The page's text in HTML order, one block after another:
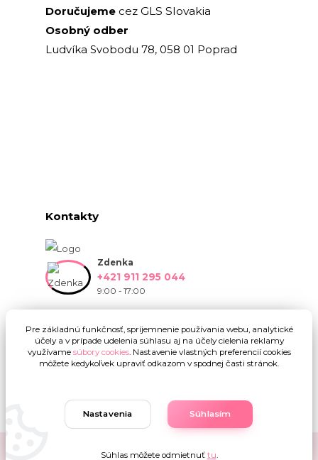
Doručujeme cez GLS Slovakia
Osobný odber
Ludvíka Svobodu 78, 058 01 Poprad
Kontakty
Zdenka
+421 911 295 044
9:00 - 17:00
Upravit sběr cookies.
Copyright © 2019 - 2025 Onlinekvetinarstvo.sk
Pre základnú funkčnosť, spríjemnenie používania webu, analytické
účely a v prípade udelenia súhlasu aj na účely cielenia reklamy
využívame súbory cookies. Nastavenie vlastných preferencií cookies
môžete kedykoľvek upraviť odkazom v spodnej časti stránok.
Nastavenia Súhlasím
Súhlas môžete odmietnuť tu.